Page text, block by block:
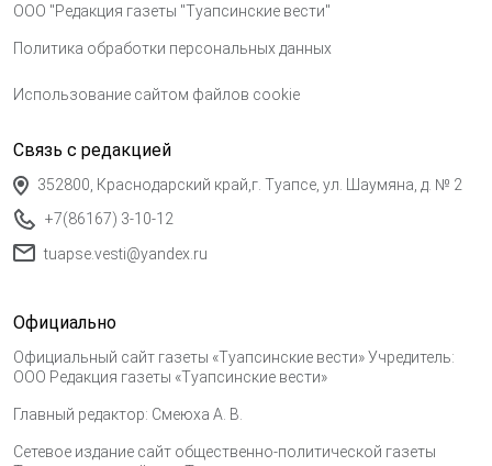
ООО "Редакция газеты "Туапсинские вести"
Политика обработки персональных данных
Использование сайтом файлов cookie
Связь с редакцией
352800, Краснодарский край,г. Туапсе, ул. Шаумяна, д. № 2
+7(86167) 3-10-12
tuapse.vesti@yandex.ru
Официально
Официальный сайт газеты «Туапсинские вести» Учредитель:
ООО Редакция газеты «Туапсинские вести»
Главный редактор: Смеюха А. В.
Сетевое издание сайт общественно-политической газеты